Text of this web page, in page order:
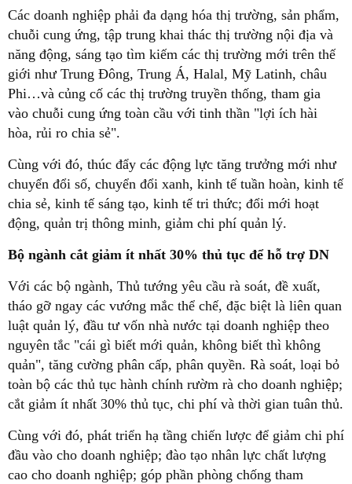
Các doanh nghiệp phải đa dạng hóa thị trường, sản phẩm,
chuỗi cung ứng, tập trung khai thác thị trường nội địa và
năng động, sáng tạo tìm kiếm các thị trường mới trên thế
giới như Trung Đông, Trung Á, Halal, Mỹ Latinh, châu
Phi…và củng cố các thị trường truyền thống, tham gia
vào chuỗi cung ứng toàn cầu với tinh thần "lợi ích hài
hòa, rủi ro chia sẻ".
Cùng với đó, thúc đẩy các động lực tăng trưởng mới như
chuyển đổi số, chuyển đổi xanh, kinh tế tuần hoàn, kinh tế
chia sẻ, kinh tế sáng tạo, kinh tế tri thức; đổi mới hoạt
động, quản trị thông minh, giảm chi phí quản lý.
Bộ ngành cắt giảm ít nhất 30% thủ tục để hỗ trợ DN
Với các bộ ngành, Thủ tướng yêu cầu rà soát, đề xuất,
tháo gỡ ngay các vướng mắc thể chế, đặc biệt là liên quan
luật quản lý, đầu tư vốn nhà nước tại doanh nghiệp theo
nguyên tắc "cái gì biết mới quản, không biết thì không
quản", tăng cường phân cấp, phân quyền. Rà soát, loại bỏ
toàn bộ các thủ tục hành chính rườm rà cho doanh nghiệp;
cắt giảm ít nhất 30% thủ tục, chi phí và thời gian tuân thủ.
Cùng với đó, phát triển hạ tầng chiến lược để giảm chi phí
đầu vào cho doanh nghiệp; đào tạo nhân lực chất lượng
cao cho doanh nghiệp; góp phần phòng chống tham